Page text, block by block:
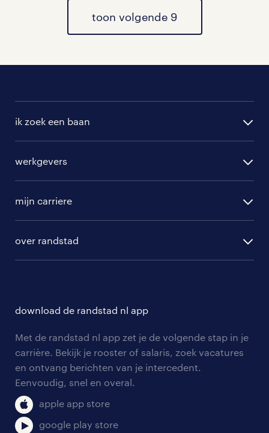
vacatures in Wieringerwaard
toon volgende 9
ik zoek een baan
randstad professional
randstad digital
werkgevers
hr-diensten
branches
tarieven
personeel gezocht
aanmelden nieuwsbrief
mijn carriere
blogs en artikelen
salarischecker
bruto-netto calculator
over randstad
onze vestigingen
pers
klachten en misstanden
download de randstad nl app
Met de randstad nl app zet je de volgende stap in je
carrière. Bekijk je rooster of salaris, zoek vacatures
en ontvang berichten van je intercedent.
Eenvoudig, snel en overal.
apple app store
google play store